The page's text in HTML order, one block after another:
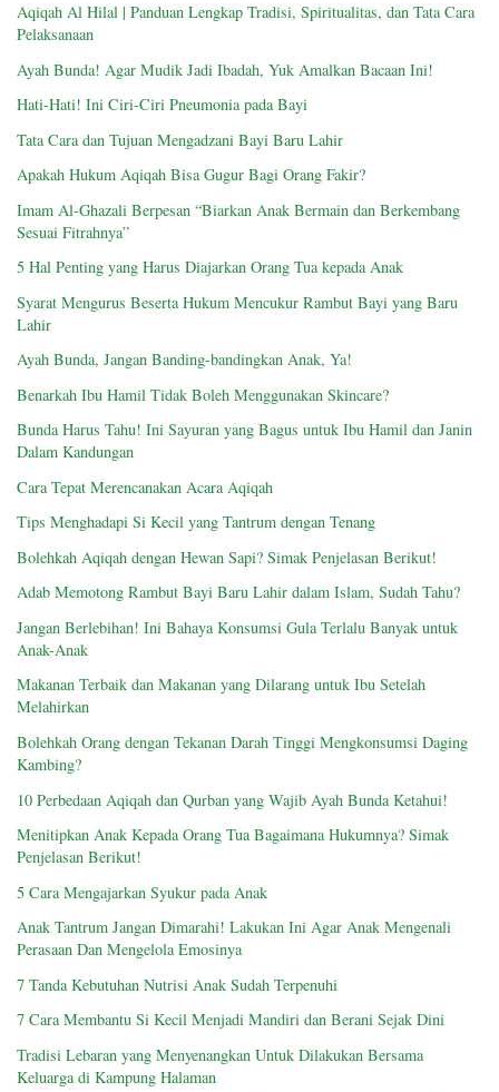
Aqiqah Al Hilal | Panduan Lengkap Tradisi, Spiritualitas, dan Tata Cara
Pelaksanaan
Ayah Bunda! Agar Mudik Jadi Ibadah, Yuk Amalkan Bacaan Ini!
Hati-Hati! Ini Ciri-Ciri Pneumonia pada Bayi
Tata Cara dan Tujuan Mengadzani Bayi Baru Lahir
Apakah Hukum Aqiqah Bisa Gugur Bagi Orang Fakir?
Imam Al-Ghazali Berpesan “Biarkan Anak Bermain dan Berkembang
Sesuai Fitrahnya”
5 Hal Penting yang Harus Diajarkan Orang Tua kepada Anak
Syarat Mengurus Beserta Hukum Mencukur Rambut Bayi yang Baru
Lahir
Ayah Bunda, Jangan Banding-bandingkan Anak, Ya!
Benarkah Ibu Hamil Tidak Boleh Menggunakan Skincare?
Bunda Harus Tahu! Ini Sayuran yang Bagus untuk Ibu Hamil dan Janin
Dalam Kandungan
Cara Tepat Merencanakan Acara Aqiqah
Tips Menghadapi Si Kecil yang Tantrum dengan Tenang
Bolehkah Aqiqah dengan Hewan Sapi? Simak Penjelasan Berikut!
Adab Memotong Rambut Bayi Baru Lahir dalam Islam, Sudah Tahu?
Jangan Berlebihan! Ini Bahaya Konsumsi Gula Terlalu Banyak untuk
Anak-Anak
Makanan Terbaik dan Makanan yang Dilarang untuk Ibu Setelah
Melahirkan
Bolehkah Orang dengan Tekanan Darah Tinggi Mengkonsumsi Daging
Kambing?
10 Perbedaan Aqiqah dan Qurban yang Wajib Ayah Bunda Ketahui!
Menitipkan Anak Kepada Orang Tua Bagaimana Hukumnya? Simak
Penjelasan Berikut!
5 Cara Mengajarkan Syukur pada Anak
Anak Tantrum Jangan Dimarahi! Lakukan Ini Agar Anak Mengenali
Perasaan Dan Mengelola Emosinya
7 Tanda Kebutuhan Nutrisi Anak Sudah Terpenuhi
7 Cara Membantu Si Kecil Menjadi Mandiri dan Berani Sejak Dini
Tradisi Lebaran yang Menyenangkan Untuk Dilakukan Bersama
Keluarga di Kampung Halaman